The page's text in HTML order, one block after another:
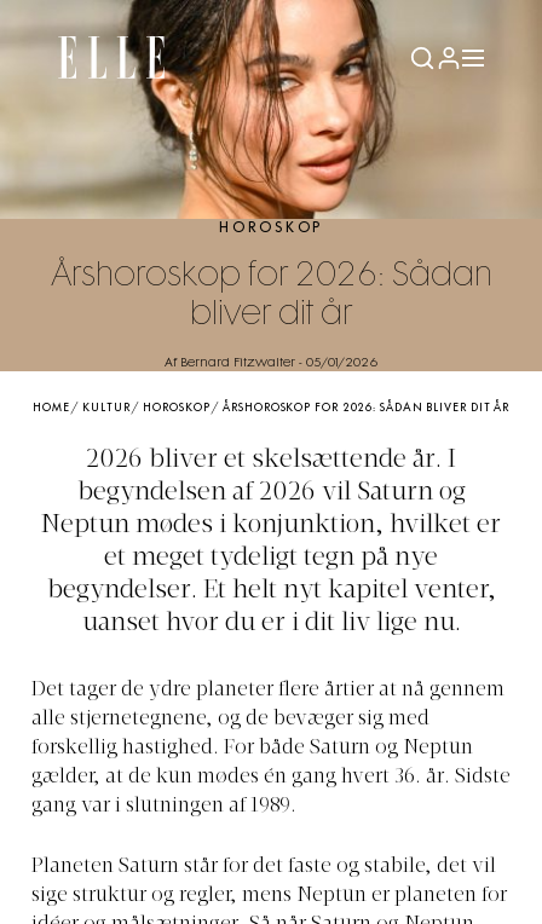
HOROSKOP
Årshoroskop for 2026: Sådan
bliver dit år
Af Bernard Fitzwalter- 05/01/2026
HOME / KULTUR / HOROSKOP /ÅRSHOROSKOP FOR 2026: SÅDAN BLIVER DIT ÅR
2026 bliver et skelsættende år. I
begyndelsen af 2026 vil Saturn og
Neptun mødes i konjunktion, hvilket er
et meget tydeligt tegn på nye
begyndelser. Et helt nyt kapitel venter,
uanset hvor du er i dit liv lige nu.
Det tager de ydre planeter flere årtier at nå gennem
alle stjernetegnene, og de bevæger sig med
forskellig hastighed. For både Saturn og Neptun
gælder, at de kun mødes én gang hvert 36. år. Sidste
gang var i slutningen af 1989.
Planeten Saturn står for det faste og stabile, det vil
sige struktur og regler, mens Neptun er planeten for